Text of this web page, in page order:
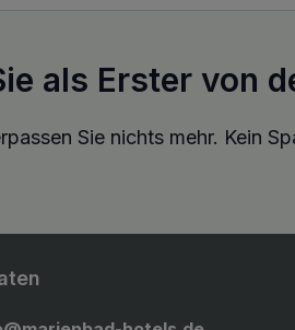
als Erster von
Sie nichts mehr. Kein